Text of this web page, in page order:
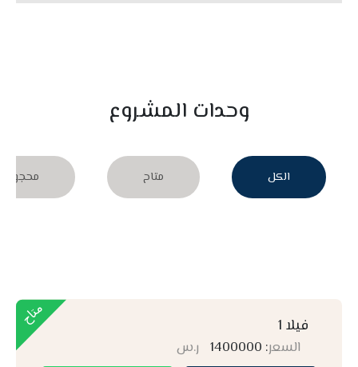
وحدات المشروع
الكل متاح محجوز
فيلا 1
السعر: 1400000 ر.س